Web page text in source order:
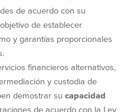
de acuerdo con su
de establecer
y garantías proporcionales
financieros alternativos,
y custodia de
demostrar su capacidad